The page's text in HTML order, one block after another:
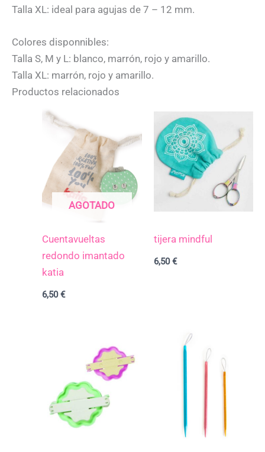
Talla XL: ideal para agujas de 7 – 12 mm.
Colores disponnibles:
Talla S, M y L: blanco, marrón, rojo y amarillo.
Talla XL: marrón, rojo y amarillo.
Productos relacionados
AGOTADO
Cuentavueltas
redondo imantado
katia
6,50€
tijera mindful
6,50€